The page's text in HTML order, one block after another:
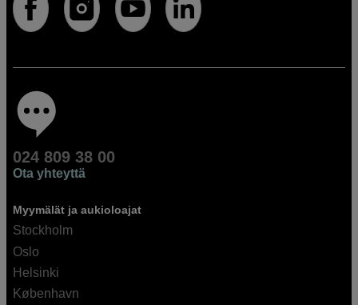
024 809 38 00
Ota yhteyttä
Myymälät ja aukioloajat
Stockholm
Oslo
Helsinki
København